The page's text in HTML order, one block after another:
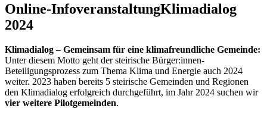
Online-InfoveranstaltungKlimadialog
2024
Klimadialog – Gemeinsam für eine klimafreundliche Gemeinde:
Unter diesem Motto geht der steirische Bürger:innen-
Beteiligungsprozess zum Thema Klima und Energie auch 2024
weiter. 2023 haben bereits 5 steirische Gemeinden und Regionen
den Klimadialog erfolgreich durchgeführt, im Jahr 2024 suchen wir
vier weitere Pilotgemeinden.